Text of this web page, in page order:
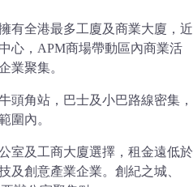
有全港最多工廈及商業大廈，近
心，APM商場帶動區內商業活
業聚集。
頭角站，巴士及小巴路線密集，
圍內。
室及工商大廈選擇，租金遠低於
及創意產業企業。創紀之城、